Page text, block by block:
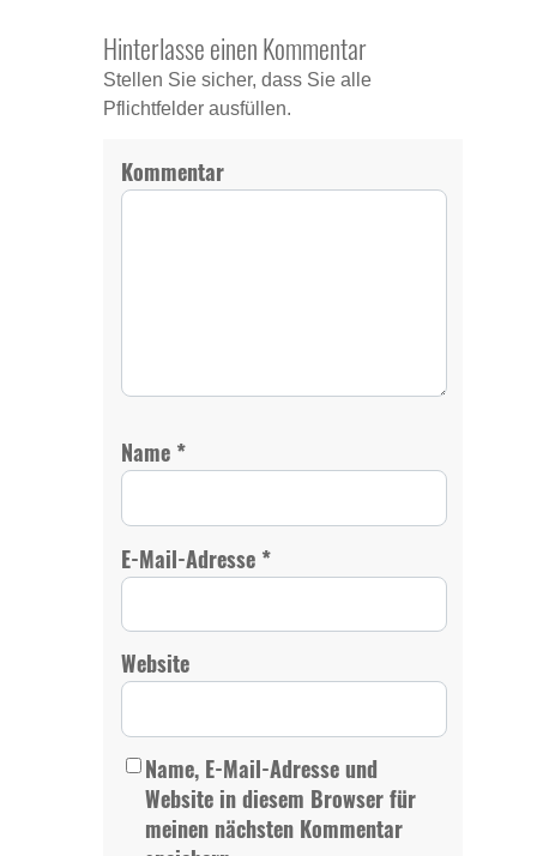
Hinterlasse einen Kommentar
Stellen Sie sicher, dass Sie alle
Pflichtfelder ausfüllen.
Kommentar
Name *
E-Mail-Adresse *
Website
Name, E-Mail-Adresse und
Website in diesem Browser für
meinen nächsten Kommentar